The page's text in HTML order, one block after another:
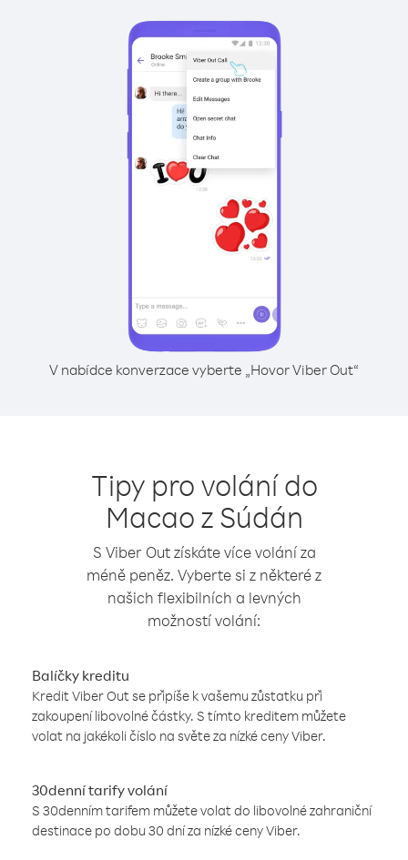
V nabídce konverzace vyberte „Hovor Viber Out“
Tipy pro volání do
Macao z Súdán
S Viber Out získáte více volání za
méně peněz. Vyberte si z některé z
našich flexibilních a levných
možností volání:
Balíčky kreditu
Kredit Viber Out se připíše k vašemu zůstatku při
zakoupení libovolné částky. S tímto kreditem můžete
volat na jakékoli číslo na světe za nízké ceny Viber.
30denní tarify volání
S 30denním tarifem můžete volat do libovolné zahraniční
destinace po dobu 30 dní za nízké ceny Viber.